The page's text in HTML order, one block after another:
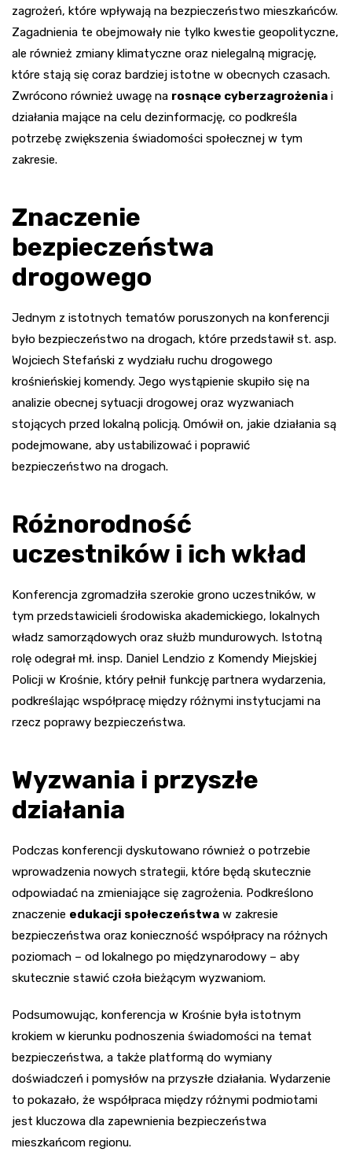
zagrożeń, które wpływają na bezpieczeństwo mieszkańców.
Zagadnienia te obejmowały nie tylko kwestie geopolityczne,
ale również zmiany klimatyczne oraz nielegalną migrację,
które stają się coraz bardziej istotne w obecnych czasach.
Zwrócono również uwagę na rosnące cyberzagrożenia i
działania mające na celu dezinformację, co podkreśla
potrzebę zwiększenia świadomości społecznej w tym
zakresie.
Znaczenie
bezpieczeństwa
drogowego
Jednym z istotnych tematów poruszonych na konferencji
było bezpieczeństwo na drogach, które przedstawił st. asp.
Wojciech Stefański z wydziału ruchu drogowego
krośnieńskiej komendy. Jego wystąpienie skupiło się na
analizie obecnej sytuacji drogowej oraz wyzwaniach
stojących przed lokalną policją. Omówił on, jakie działania są
podejmowane, aby ustabilizować i poprawić
bezpieczeństwo na drogach.
Różnorodność
uczestników i ich wkład
Konferencja zgromadziła szerokie grono uczestników, w
tym przedstawicieli środowiska akademickiego, lokalnych
władz samorządowych oraz służb mundurowych. Istotną
rolę odegrał mł. insp. Daniel Lendzio z Komendy Miejskiej
Policji w Krośnie, który pełnił funkcję partnera wydarzenia,
podkreślając współpracę między różnymi instytucjami na
rzecz poprawy bezpieczeństwa.
Wyzwania i przyszłe
działania
Podczas konferencji dyskutowano również o potrzebie
wprowadzenia nowych strategii, które będą skutecznie
odpowiadać na zmieniające się zagrożenia. Podkreślono
znaczenie edukacji społeczeństwa w zakresie
bezpieczeństwa oraz konieczność współpracy na różnych
poziomach – od lokalnego po międzynarodowy – aby
skutecznie stawić czoła bieżącym wyzwaniom.
Podsumowując, konferencja w Krośnie była istotnym
krokiem w kierunku podnoszenia świadomości na temat
bezpieczeństwa, a także platformą do wymiany
doświadczeń i pomysłów na przyszłe działania. Wydarzenie
to pokazało, że współpraca między różnymi podmiotami
jest kluczowa dla zapewnienia bezpieczeństwa
mieszkańcom regionu.